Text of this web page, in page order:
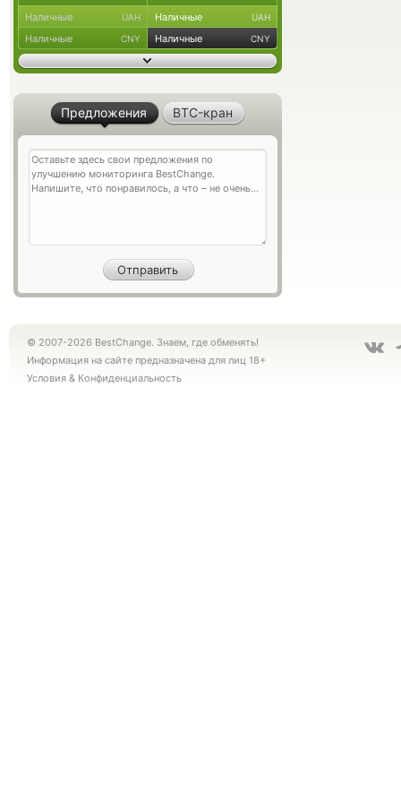
Наличные UAH Наличные UAH
Наличные CNY Наличные CNY
Предложения BTC-кран
© 2007-2026 BestChange. Знаем, где обменять!
Информация на сайте предназначена для лиц 18+
Условия & Конфиденциальность